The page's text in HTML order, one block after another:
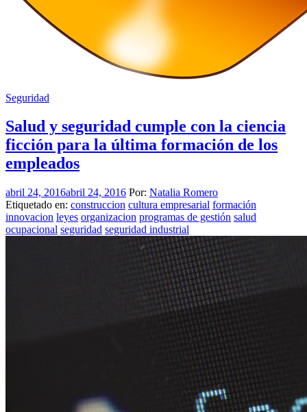
Seguridad
Salud y seguridad cumple con la ciencia
ficción para la última formación de los
empleados
abril 24, 2016abril 24, 2016 Por: Natalia Romero
Etiquetado en: construccion cultura empresarial formación
innovacion leyes organizacion programas de gestión salud
ocupacional seguridad seguridad industrial